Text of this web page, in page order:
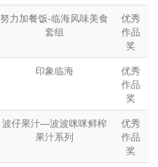
努力加餐饭-临海风味美食
套组
优秀
作品
奖
印象临海
优秀
作品
奖
波仔果汁—波波咪咪鲜榨
果汁系列
优秀
作品
奖